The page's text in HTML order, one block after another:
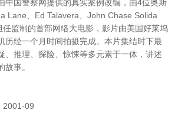
中国警察网提供的真实案例改编，由4位奥斯
Lane、Ed Talavera、John Chase Solida
监制的首部网络大电影，影片由美国好莱坞
历经一个月时间拍摄完成。本片集结时下最
、推理、探险、惊悚等多元素于一体，讲述
事。
2001-09